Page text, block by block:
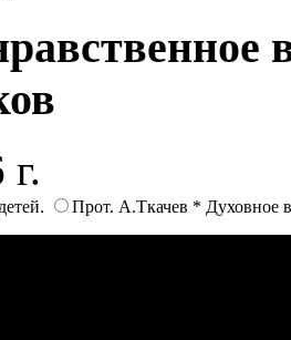
Прот. А.Ткачев * Духовное